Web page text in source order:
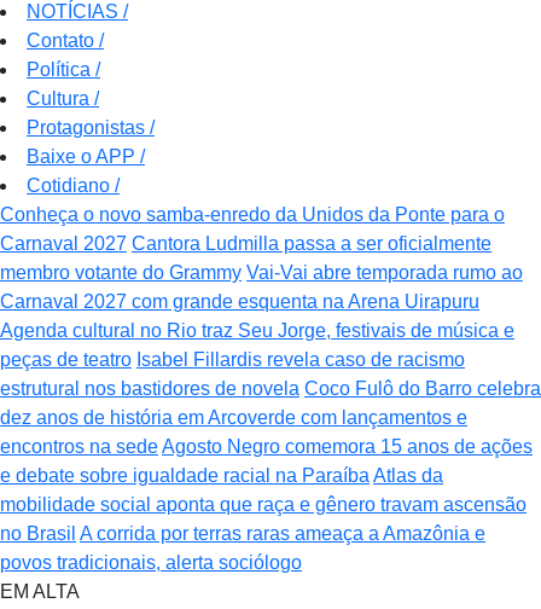
NOTÍCIAS /
Contato /
Política /
Cultura /
Protagonistas /
Baixe o APP /
Cotidiano /
Conheça o novo samba-enredo da Unidos da Ponte para o
Carnaval 2027 Cantora Ludmilla passa a ser oficialmente
membro votante do Grammy Vai-Vai abre temporada rumo ao
Carnaval 2027 com grande esquenta na Arena Uirapuru
Agenda cultural no Rio traz Seu Jorge, festivais de música e
peças de teatro Isabel Fillardis revela caso de racismo
estrutural nos bastidores de novela Coco Fulô do Barro celebra
dez anos de história em Arcoverde com lançamentos e
encontros na sedeAgosto Negro comemora 15 anos de ações
e debate sobre igualdade racial na ParaíbaAtlas da
mobilidade social aponta que raça e gênero travam ascensão
no Brasil A corrida por terras raras ameaça a Amazônia e
povos tradicionais, alerta sociólogo
EM ALTA